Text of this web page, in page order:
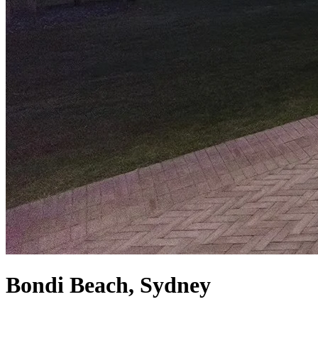
Bondi Beach, Sydney